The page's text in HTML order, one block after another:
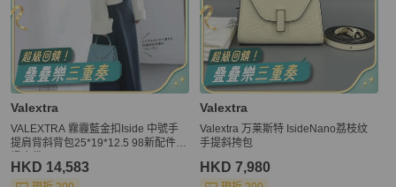
Valextra
VALEXTRA 霧霾藍金扣Iside 中號手
提肩背斜背包25*19*12.5 98新配件購
HKD 14,583
Valextra
Valextra 万莱斯特 IsideNano荔枝纹
手提斜挎包
HKD 7,980